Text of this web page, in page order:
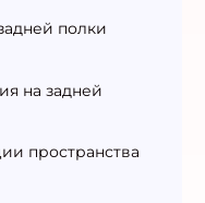
полки
на задней
пространства